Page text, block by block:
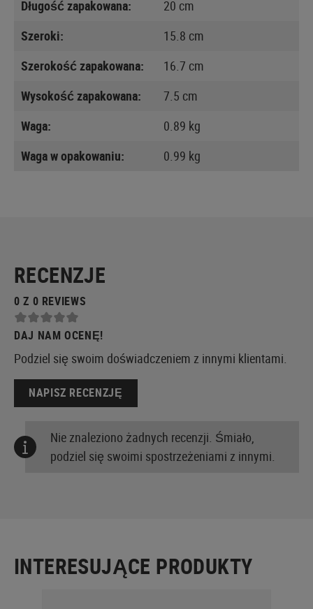
Długość zapakowana:
20 cm
Szeroki:
15.8 cm
Szerokość zapakowana:
16.7 cm
Wysokość zapakowana:
7.5 cm
Waga:
0.89 kg
Waga w opakowaniu:
0.99 kg
RECENZJE
0 Z 0 REVIEWS
DAJ NAM OCENĘ!
Podziel się swoim doświadczeniem z innymi klientami.
NAPISZ RECENZJĘ
Nie znaleziono żadnych recenzji. Śmiało,
podziel się swoimi spostrzeżeniami z innymi.
INTERESUJĄCE PRODUKTY